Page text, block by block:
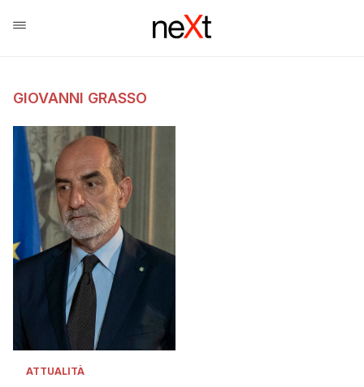
GIOVANNI GRASSO
ATTUALITÀ